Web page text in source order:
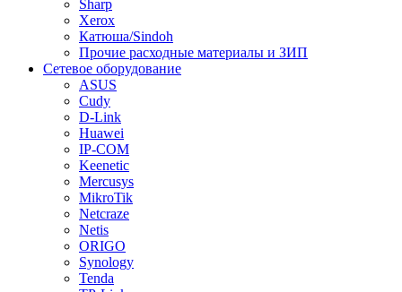
Sharp
Xerox
Катюша/Sindoh
Прочие расходные материалы и ЗИП
Сетевое оборудование
ASUS
Cudy
D-Link
Huawei
IP-COM
Keenetic
Mercusys
MikroTik
Netcraze
Netis
ORIGO
Synology
Tenda